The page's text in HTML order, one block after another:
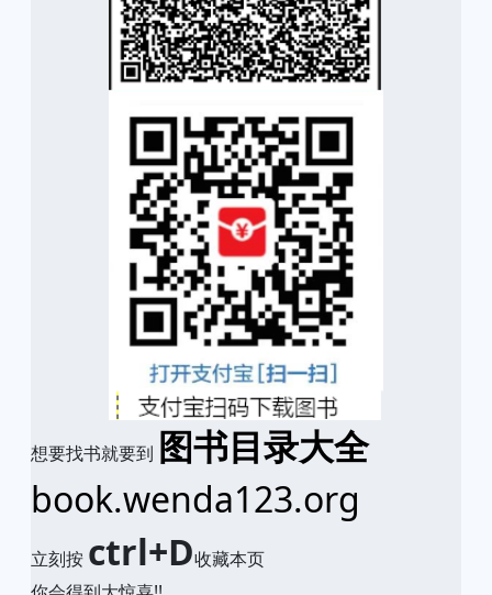
想要找书就要到 图书目录大全
book.wenda123.org
立刻按 ctrl+D收藏本页